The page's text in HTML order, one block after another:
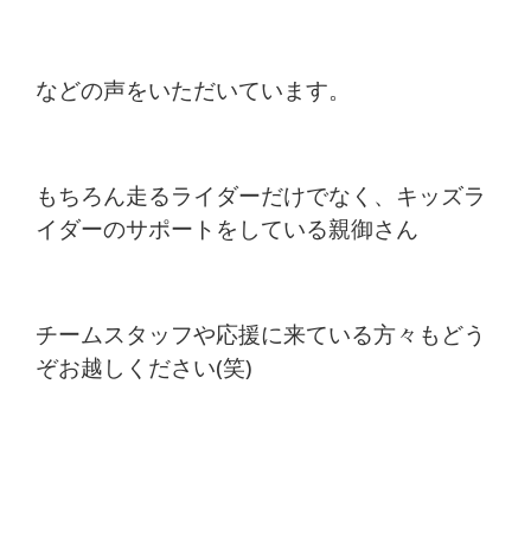
などの声をいただいています。
もちろん走るライダーだけでなく、キッズラ
イダーのサポートをしている親御さん
チームスタッフや応援に来ている方々もどう
ぞお越しください(笑)